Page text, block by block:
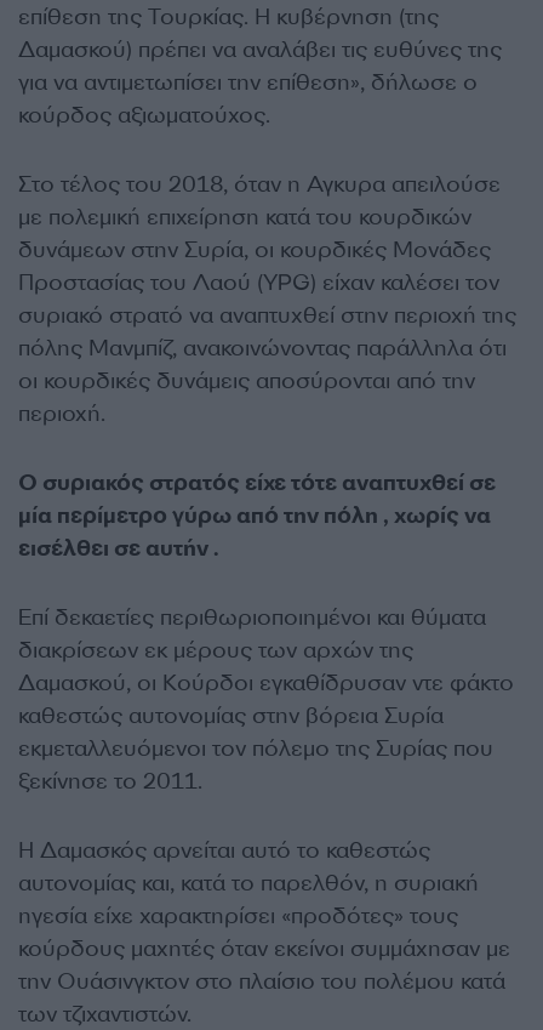
επίθεση της Τουρκίας. Η κυβέρνηση (της
Δαμασκού) πρέπει να αναλάβει τις ευθύνες της
για να αντιμετωπίσει την επίθεση», δήλωσε ο
κούρδος αξιωματούχος.
Στο τέλος του 2018, όταν η Αγκυρα απειλούσε
με πολεμική επιχείρηση κατά του κουρδικών
δυνάμεων στην Συρία, οι κουρδικές Μονάδες
Προστασίας του Λαού (YPG) είχαν καλέσει τον
συριακό στρατό να αναπτυχθεί στην περιοχή της
πόλης Μανμπίζ, ανακοινώνοντας παράλληλα ότι
οι κουρδικές δυνάμεις αποσύρονται από την
περιοχή.
Ο συριακός στρατός είχε τότε αναπτυχθεί σε
μία περίμετρο γύρω από την πόλη , χωρίς να
εισέλθει σε αυτήν .
Επί δεκαετίες περιθωριοποιημένοι και θύματα
διακρίσεων εκ μέρους των αρχών της
Δαμασκού, οι Κούρδοι εγκαθίδρυσαν ντε φάκτο
καθεστώς αυτονομίας στην βόρεια Συρία
εκμεταλλευόμενοι τον πόλεμο της Συρίας που
ξεκίνησε το 2011.
Η Δαμασκός αρνείται αυτό το καθεστώς
αυτονομίας και, κατά το παρελθόν, η συριακή
ηγεσία είχε χαρακτηρίσει «προδότες» τους
κούρδους μαχητές όταν εκείνοι συμμάχησαν με
την Ουάσινγκτον στο πλαίσιο του πολέμου κατά
των τζιχαντιστών.